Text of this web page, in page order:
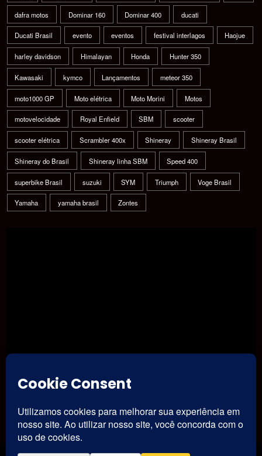
dafra motos Dominar 160 Dominar 400 ducati
Ducati Brasil evento eventos festival interlagos Haojue
harley davidson Himalayan Honda Hunter 350
Kawasaki kymco Lançamentos meteor 350
moto1000 GP Moto elétrica Moto Morini Motos
motovelocidade Royal Enfield SBM scooter
scooter elétrica Scrambler 400x Shineray Shineray Brasil
Shineray do Brasil Shineray linha SBM Speed 400
superbike Brasil suzuki SYM Triumph Voge Brasil
Yamaha yamaha brasil Zontes